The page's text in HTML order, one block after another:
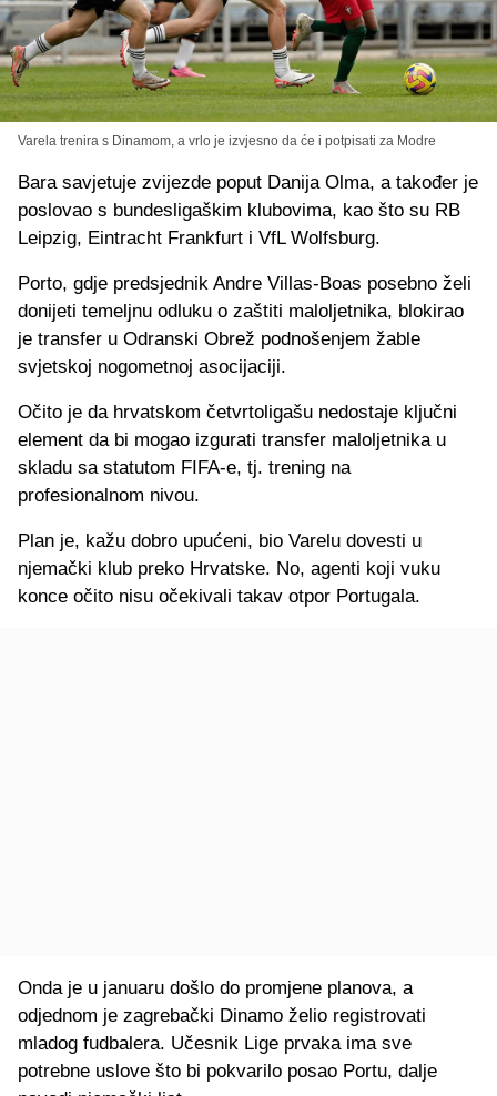
Varela trenira s Dinamom, a vrlo je izvjesno da će i potpisati za Modre
Bara savjetuje zvijezde poput Danija Olma, a također je
poslovao s bundesligaškim klubovima, kao što su RB
Leipzig, Eintracht Frankfurt i VfL Wolfsburg.
Porto, gdje predsjednik Andre Villas-Boas posebno želi
donijeti temeljnu odluku o zaštiti maloljetnika, blokirao
je transfer u Odranski Obrež podnošenjem žable
svjetskoj nogometnoj asocijaciji.
Očito je da hrvatskom četvrtoligašu nedostaje ključni
element da bi mogao izgurati transfer maloljetnika u
skladu sa statutom FIFA-e, tj. trening na
profesionalnom nivou.
Plan je, kažu dobro upućeni, bio Varelu dovesti u
njemački klub preko Hrvatske. No, agenti koji vuku
konce očito nisu očekivali takav otpor Portugala.
Onda je u januaru došlo do promjene planova, a
odjednom je zagrebački Dinamo želio registrovati
mladog fudbalera. Učesnik Lige prvaka ima sve
potrebne uslove što bi pokvarilo posao Portu, dalje